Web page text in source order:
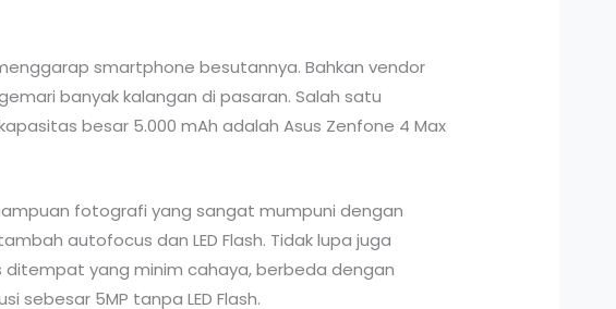
smartphone besutannya. Bahkan vendor
banyak kalangan di pasaran. Salah satu
besar 5.000 mAh adalah Asus Zenfone 4 Max
fotografi yang sangat mumpuni dengan
autofocus dan LED Flash. Tidak lupa juga
ditempat yang minim cahaya, berbeda dengan
sebesar 5MP tanpa LED Flash.